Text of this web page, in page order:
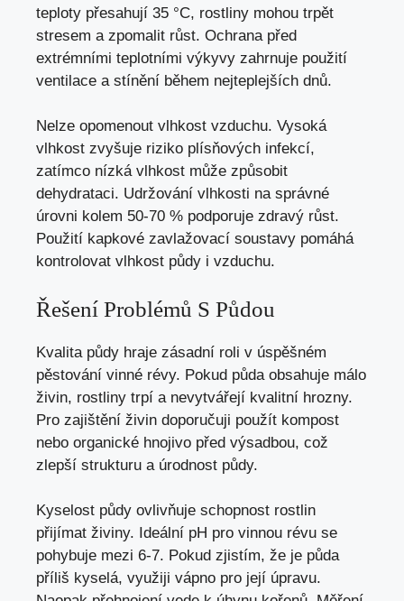
teploty přesahují 35 °C, rostliny mohou trpět
stresem a zpomalit růst. Ochrana před
extrémními teplotními výkyvy zahrnuje použití
ventilace a stínění během nejteplejších dnů.
Nelze opomenout vlhkost vzduchu. Vysoká
vlhkost zvyšuje riziko plísňových infekcí,
zatímco nízká vlhkost může způsobit
dehydrataci. Udržování vlhkosti na správné
úrovni kolem 50-70 % podporuje zdravý růst.
Použití kapkové zavlažovací soustavy pomáhá
kontrolovat vlhkost půdy i vzduchu.
Řešení Problémů S Půdou
Kvalita půdy hraje zásadní roli v úspěšném
pěstování vinné révy. Pokud půda obsahuje málo
živin, rostliny trpí a nevytvářejí kvalitní hrozny.
Pro zajištění živin doporučuji použít kompost
nebo organické hnojivo před výsadbou, což
zlepší strukturu a úrodnost půdy.
Kyselost půdy ovlivňuje schopnost rostlin
přijímat živiny. Ideální pH pro vinnou révu se
pohybuje mezi 6-7. Pokud zjistím, že je půda
příliš kyselá, využiji vápno pro její úpravu.